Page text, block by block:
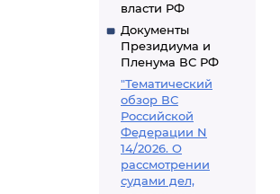
власти РФ
Документы
Президиума и
Пленума ВС РФ
"Тематический
обзор ВС
Российской
Федерации N
14/2026. О
рассмотрении
судами дел,